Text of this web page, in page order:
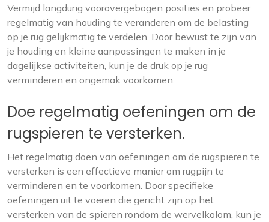
Vermijd langdurig voorovergebogen posities en probeer
regelmatig van houding te veranderen om de belasting
op je rug gelijkmatig te verdelen. Door bewust te zijn van
je houding en kleine aanpassingen te maken in je
dagelijkse activiteiten, kun je de druk op je rug
verminderen en ongemak voorkomen.
Doe regelmatig oefeningen om de
rugspieren te versterken.
Het regelmatig doen van oefeningen om de rugspieren te
versterken is een effectieve manier om rugpijn te
verminderen en te voorkomen. Door specifieke
oefeningen uit te voeren die gericht zijn op het
versterken van de spieren rondom de wervelkolom, kun je